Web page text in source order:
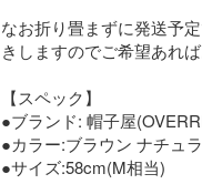
なお折り畳まずに発送予
きしますのでご希望あれ
【スペック】
●ブランド: 帽子屋
●カラー:ブラウン ナチュ
●サイズ:58cm(M相当)